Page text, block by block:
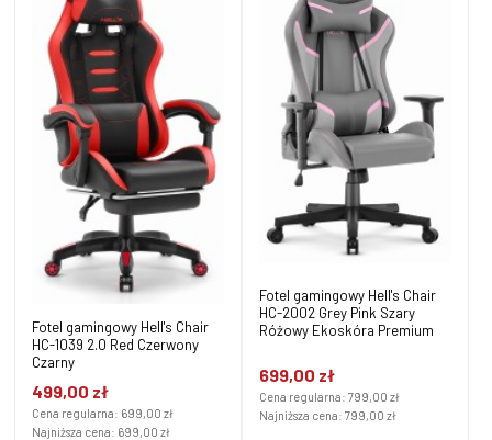
Fotel gamingowy Hell's Chair
HC-1039 2.0 Red Czerwony
Czarny
499,00 zł
Cena regularna: 699,00 zł
Najniższa cena: 699,00 zł
Fotel gamingowy Hell's Chair
HC-2002 Grey Pink Szary
Różowy Ekoskóra Premium
699,00 zł
Cena regularna: 799,00 zł
Najniższa cena: 799,00 zł